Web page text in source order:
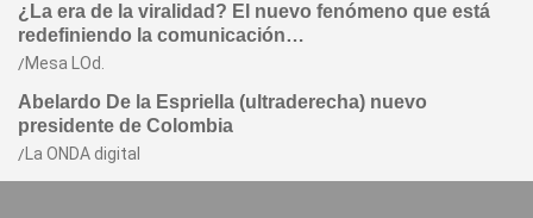
¿La era de la viralidad? El nuevo fenómeno que está
redefiniendo la comunicación…
Mesa LOd.
Abelardo De la Espriella (ultraderecha) nuevo
presidente de Colombia
La ONDA digital